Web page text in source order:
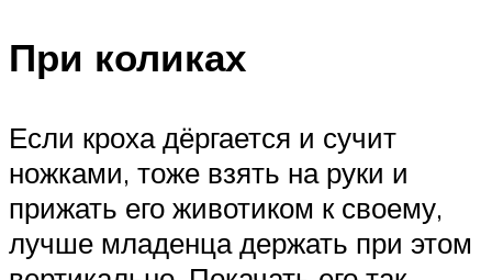
При коликах
Если кроха дёргается и сучит
ножками, тоже взять на руки и
прижать его животиком к своему,
лучше младенца держать при этом